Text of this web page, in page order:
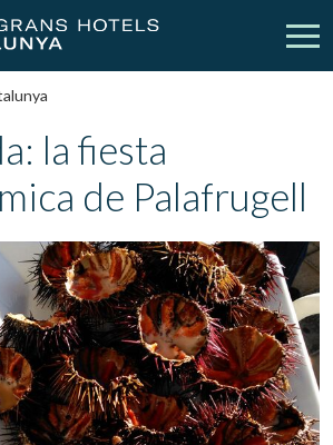
Empresas
Descubre Catalunya
Mi reserva
person Crear cuenta
la fiesta
de Palafrugell